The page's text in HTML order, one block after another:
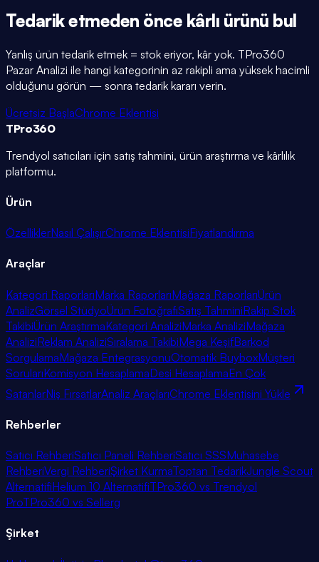
Tedarik etmeden önce kârlı ürünü bul
Yanlış ürün tedarik etmek = stok eriyor, kâr yok. TPro360
Pazar Analizi ile hangi kategorinin az rakipli ama yüksek hacimli
olduğunu görün — sonra tedarik kararı verin.
Ücretsiz BaşlaChrome Eklentisi
TPro360
Trendyol satıcıları için satış tahmini, ürün araştırma ve kârlılık
platformu.
Ürün
ÖzelliklerNasıl ÇalışırChrome EklentisiFiyatlandırma
Araçlar
Kategori RaporlarıMarka RaporlarıMağaza RaporlarıÜrün
AnalizGörsel StüdyoÜrün FotoğrafıSatış TahminiRakip Stok
TakibiÜrün AraştırmaKategori AnaliziMarka AnaliziMağaza
AnaliziReklam AnaliziSıralama TakibiMega KeşifBarkod
SorgulamaMağaza EntegrasyonuOtomatik BuyboxMüşteri
SorularıKomisyon HesaplamaDesi HesaplamaEn Çok
SatanlarNiş FırsatlarAnaliz AraçlarıChrome Eklentisini Yükle
Rehberler
Satıcı RehberiSatıcı Paneli RehberiSatıcı SSSMuhasebe
RehberiVergi RehberiŞirket KurmaToptan TedarikJungle Scout
AlternatifiHelium 10 AlternatifiTPro360 vs Trendyol
ProTPro360 vs Sellerg
Şirket